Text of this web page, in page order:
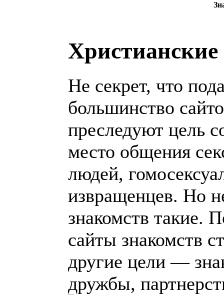
Христианские
Не секрет, что
большинство
преследуют цель
место общения
людей,
извращенцев. Но
знакомств такие.
сайты знакомств
другие цели —
дружбы,